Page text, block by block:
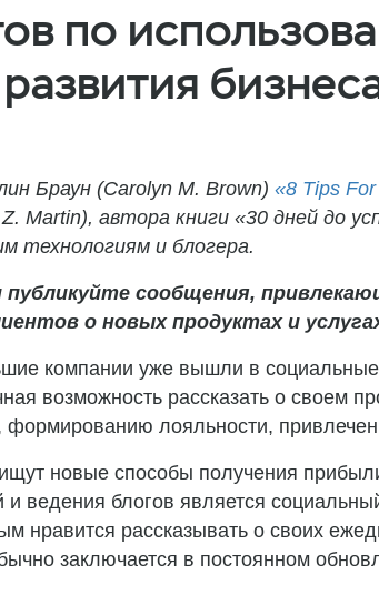
по
Браун (Carolyn M. Brown) «8 Tips
автора книги «30 дней до
технологиям и блогера.
сообщения,
о новых продуктах и
компании уже вышли в
возможность рассказать о своем
лояльности,
новые способы получения
и ведения блогов является
нравится рассказывать о своих
заключается в постоянном